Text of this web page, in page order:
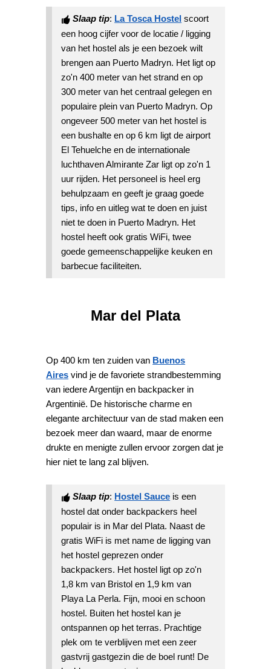
Slaap tip: La Tosca Hostel scoort
een hoog cijfer voor de locatie / ligging
van het hostel als je een bezoek wilt
brengen aan Puerto Madryn. Het ligt op
zo'n 400 meter van het strand en op
300 meter van het centraal gelegen en
populaire plein van Puerto Madryn. Op
ongeveer 500 meter van het hostel is
een bushalte en op 6 km ligt de airport
El Tehuelche en de internationale
luchthaven Almirante Zar ligt op zo'n 1
uur rijden. Het personeel is heel erg
behulpzaam en geeft je graag goede
tips, info en uitleg wat te doen en juist
niet te doen in Puerto Madryn. Het
hostel heeft ook gratis WiFi, twee
goede gemeenschappelijke keuken en
barbecue faciliteiten.
Mar del Plata
Op 400 km ten zuiden van Buenos
Aires vind je de favoriete strandbestemming
van iedere Argentijn en backpacker in
Argentinië. De historische charme en
elegante architectuur van de stad maken een
bezoek meer dan waard, maar de enorme
drukte en menigte zullen ervoor zorgen dat je
hier niet te lang zal blijven.
Slaap tip: Hostel Sauce is een
hostel dat onder backpackers heel
populair is in Mar del Plata. Naast de
gratis WiFi is met name de ligging van
het hostel geprezen onder
backpackers. Het hostel ligt op zo'n
1,8 km van Bristol en 1,9 km van
Playa La Perla. Fijn, mooi en schoon
hostel. Buiten het hostel kan je
ontspannen op het terras. Prachtige
plek om te verblijven met een zeer
gastvrij gastgezin die de boel runt! De